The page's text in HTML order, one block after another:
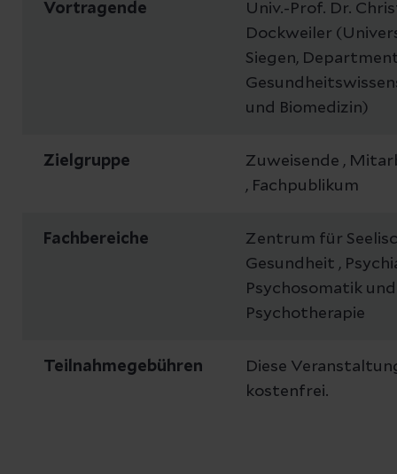
Vortragende
Univ.-Prof. Dr.
Dockweiler
Siegen,
und Biomedizin)
Zielgruppe
Zuweisende ,
, Fachpublikum
Fachbereiche
Zentrum für
Gesundheit ,
Psychosomatik und
Psychotherapie
Teilnahmegebühren
Diese
kostenfrei.